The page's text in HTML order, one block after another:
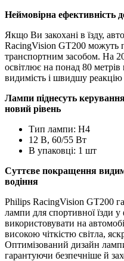
Неймовірна ефективність
Якщо Ви закохані в їзду,
RacingVision GT200 можуть
транспортним засобом. На
освітлює на понад 80
видимість і швидшу
Лампи піднесуть
новий рівень
Тип лампи: H4
12 В, 60/55 Вт
В упаковці: 1 шт
Суттєве покращення
водіння
Philips RacingVision GT200
лампи для спортивної їзди
використовувати на
високою чіткістю світла,
Оптимізований дизайн
гарантуючи безпечніше й